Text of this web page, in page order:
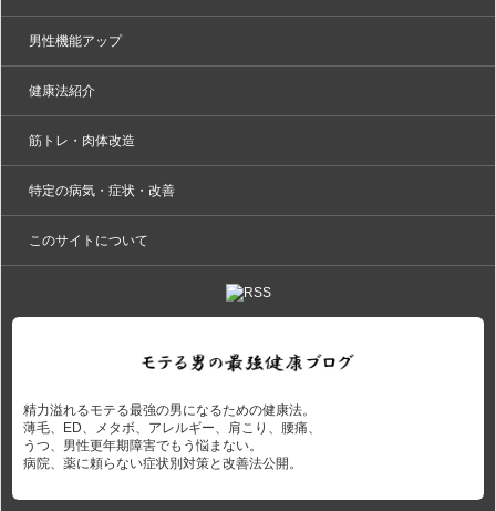
男性機能アップ
健康法紹介
筋トレ・肉体改造
特定の病気・症状・改善
このサイトについて
精力溢れるモテる最強の男になるための健康法。
薄毛、ED、メタボ、アレルギー、肩こり、腰痛、
うつ、男性更年期障害でもう悩まない。
病院、薬に頼らない症状別対策と改善法公開。